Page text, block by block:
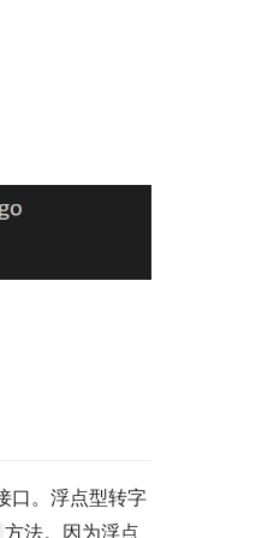
口。浮点型转字
方法。因为浮点